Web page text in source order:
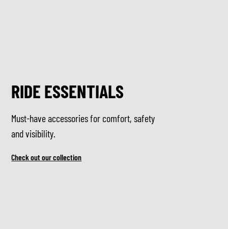
RIDE ESSENTIALS
Must-have accessories for comfort, safety
and visibility.
Check out our collection